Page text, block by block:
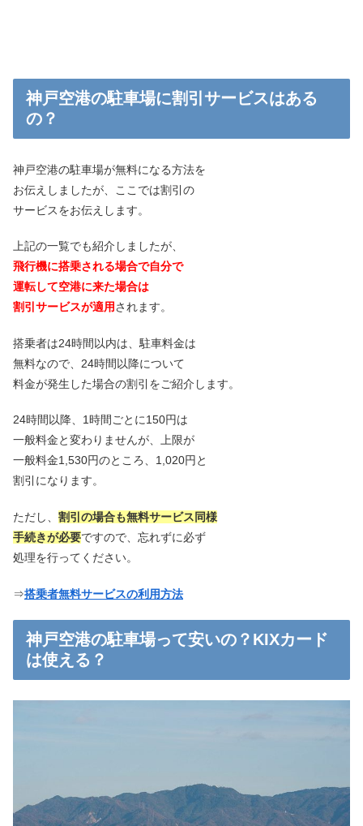
神戸空港の駐車場に割引サービスはある
の？
神戸空港の駐車場が無料になる方法を
お伝えしましたが、ここでは割引の
サービスをお伝えします。
上記の一覧でも紹介しましたが、
飛行機に搭乗される場合で自分で
運転して空港に来た場合は
割引サービスが適用されます。
搭乗者は24時間以内は、駐車料金は
無料なので、24時間以降について
料金が発生した場合の割引をご紹介します。
24時間以降、1時間ごとに150円は
一般料金と変わりませんが、上限が
一般料金1,530円のところ、1,020円と
割引になります。
ただし、 割引の場合も無料サービス同様
手続きが必要ですので、忘れずに必ず
処理を行ってください。
⇒搭乗者無料サービスの利用方法
神戸空港の駐車場って安いの？KIXカード
は使える？